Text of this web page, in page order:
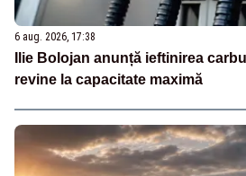
6 aug. 2026, 17:38
Ilie Bolojan anunță ieftinirea
revine la capacitate maximă